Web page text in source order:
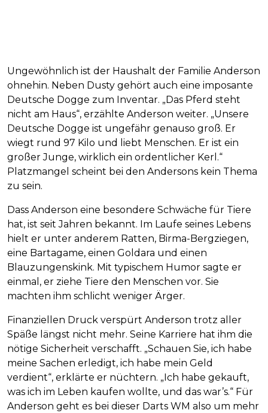
Ungewöhnlich ist der Haushalt der Familie Anderson
ohnehin. Neben Dusty gehört auch eine imposante
Deutsche Dogge zum Inventar. „Das Pferd steht
nicht am Haus“, erzählte Anderson weiter. „Unsere
Deutsche Dogge ist ungefähr genauso groß. Er
wiegt rund 97 Kilo und liebt Menschen. Er ist ein
großer Junge, wirklich ein ordentlicher Kerl.“
Platzmangel scheint bei den Andersons kein Thema
zu sein.
Dass Anderson eine besondere Schwäche für Tiere
hat, ist seit Jahren bekannt. Im Laufe seines Lebens
hielt er unter anderem Ratten, Birma-Bergziegen,
eine Bartagame, einen Goldara und einen
Blauzungenskink. Mit typischem Humor sagte er
einmal, er ziehe Tiere den Menschen vor. Sie
machten ihm schlicht weniger Ärger.
Finanziellen Druck verspürt Anderson trotz aller
Späße längst nicht mehr. Seine Karriere hat ihm die
nötige Sicherheit verschafft. „Schauen Sie, ich habe
meine Sachen erledigt, ich habe mein Geld
verdient“, erklärte er nüchtern. „Ich habe gekauft,
was ich im Leben kaufen wollte, und das war’s.“ Für
Anderson geht es bei dieser Darts WM also um mehr